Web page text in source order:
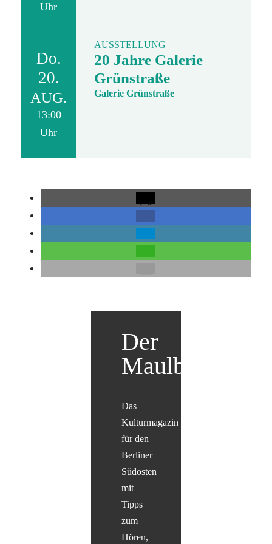
Uhr
Do.
20.
AUG.
13:00
Uhr
AUSSTELLUNG
20 Jahre Galerie
Grünstraße
Galerie Grünstraße
Der
Maulbär
Das
Kulturmagazin
für den
Berliner
Südosten
mit
Tipps
zum
Hören,